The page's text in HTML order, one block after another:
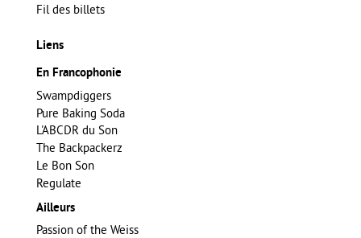
Fil des billets
Liens
En Francophonie
Swampdiggers
Pure Baking Soda
L'ABCDR du Son
The Backpackerz
Le Bon Son
Regulate
Ailleurs
Passion of the Weiss